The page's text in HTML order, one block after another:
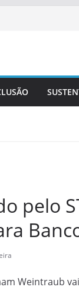
pelo
Weintraub